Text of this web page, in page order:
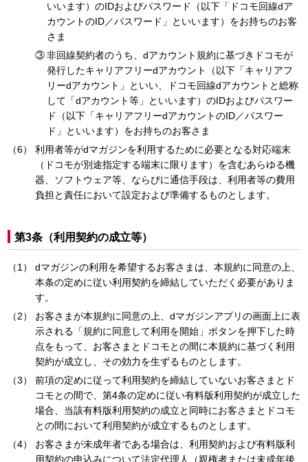
いいます）のIDおよびパスワード（以下「ドコモ回線dア
カウントのID／パスワード」といいます）をお持ちのお客
さま
非回線契約者のうち、dアカウント規約に基づきドコモが
発行したキャリアフリーdアカウント（以下「キャリアフ
リーdアカウント」といい、ドコモ回線dアカウントと総称
して「dアカウント等」といいます）のIDおよびパスワー
ド（以下「キャリアフリーdアカウントのID／パスワー
ド」といいます）をお持ちのお客さま
利用者等がdマガジンを利用するために必要となる対応端末
（ドコモが別途指定する端末に限ります）を含むあらゆる機
器、ソフトウェア等、ならびに通信手段は、利用者等の費用
負担と責任において設定および準備するものとします。
第3条（利用契約の成立等）
dマガジンの利用を希望するお客さまは、本規約に同意の上、
本条の定めに従い利用契約を締結していただく必要がありま
す。
お客さまが本規約に同意の上、dマガジンアプリの画面上に表
示される「規約に同意して利用を開始」ボタンを押下した時
点をもって、お客さまとドコモとの間に本規約に基づく利用
契約が成立し、その効力を生ずるものとします。
前項の定めに従って利用契約を締結していないお客さまとド
コモとの間で、第4条の定めに従い有料版利用契約が成立した
場合、当該有料版利用契約の成立と同時にお客さまとドコモ
との間において利用契約が成立するものとします。
お客さまが未成年者である場合は、利用契約および有料版利
用契約の申込みについて法定代理人（親権者または未成年後